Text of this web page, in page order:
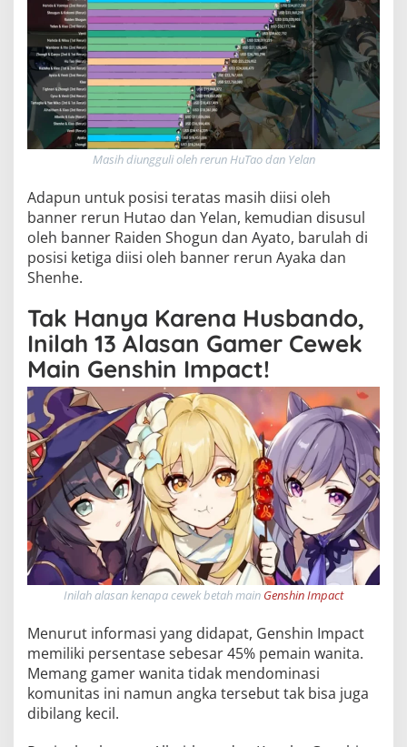
Masih diungguli oleh rerun HuTao dan Yelan
Adapun untuk posisi teratas masih diisi oleh
banner rerun Hutao dan Yelan, kemudian disusul
oleh banner Raiden Shogun dan Ayato, barulah di
posisi ketiga diisi oleh banner rerun Ayaka dan
Shenhe.
Tak Hanya Karena Husbando,
Inilah 13 Alasan Gamer Cewek
Main Genshin Impact!
Inilah alasan kenapa cewek betah main Genshin Impact
Menurut informasi yang didapat, Genshin Impact
memiliki persentase sebesar 45% pemain wanita.
Memang gamer wanita tidak mendominasi
komunitas ini namun angka tersebut tak bisa juga
dibilang kecil.